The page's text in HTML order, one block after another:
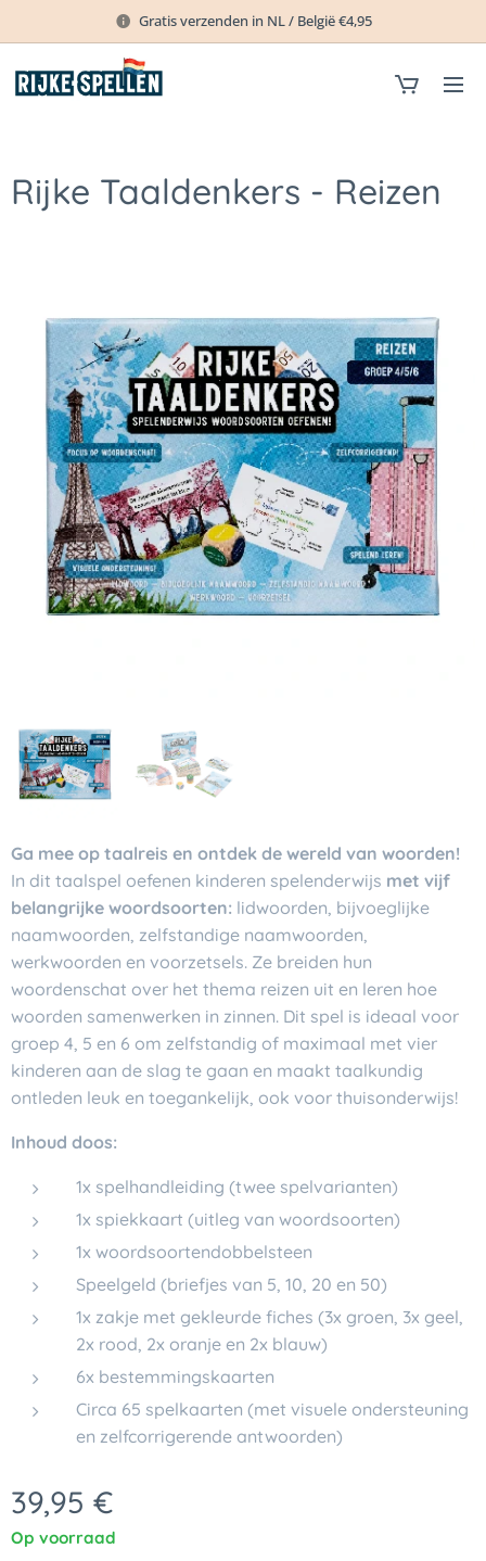
Gratis verzenden in NL / België €4,95
Rijke Taaldenkers - Reizen
Ga mee op taalreis en ontdek de wereld van woorden!
In dit taalspel oefenen kinderen spelenderwijs met vijf
belangrijke woordsoorten: lidwoorden, bijvoeglijke
naamwoorden, zelfstandige naamwoorden,
werkwoorden en voorzetsels. Ze breiden hun
woordenschat over het thema reizen uit en leren hoe
woorden samenwerken in zinnen. Dit spel is ideaal voor
groep 4, 5 en 6 om zelfstandig of maximaal met vier
kinderen aan de slag te gaan en maakt taalkundig
ontleden leuk en toegankelijk, ook voor thuisonderwijs!
Inhoud doos:
1x spelhandleiding (twee spelvarianten)
1x spiekkaart (uitleg van woordsoorten)
1x woordsoortendobbelsteen
Speelgeld (briefjes van 5, 10, 20 en 50)
1x zakje met gekleurde fiches (3x groen, 3x geel,
2x rood, 2x oranje en 2x blauw)
6x bestemmingskaarten
Circa 65 spelkaarten (met visuele ondersteuning
en zelfcorrigerende antwoorden)
39,95 €
Op voorraad